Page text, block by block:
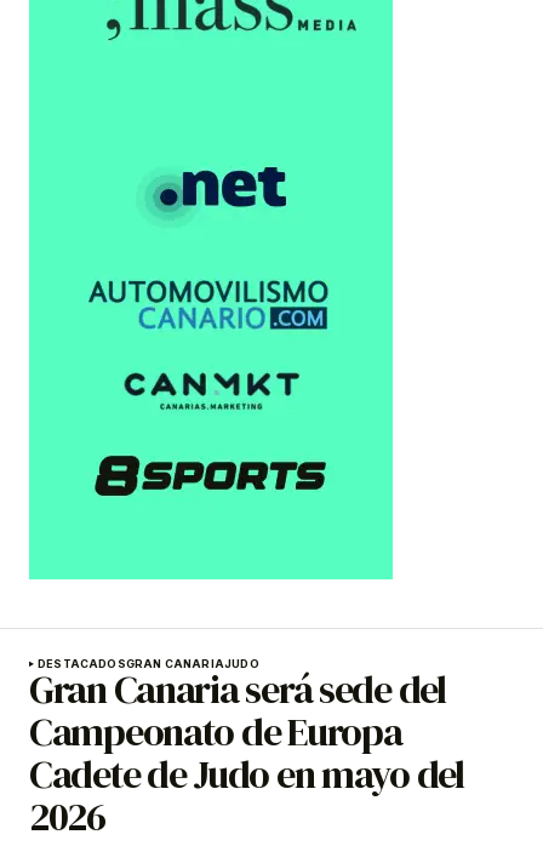
DESTACADOSGRAN CANARIAJUDO
Gran Canaria será sede del
Campeonato de Europa
Cadete de Judo en mayo del
2026